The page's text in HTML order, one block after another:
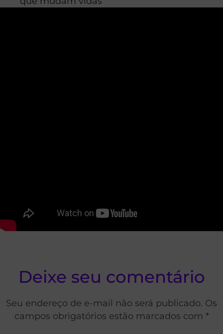
Deixe seu comentário
Seu endereço de e-mail não será publicado. Os
campos obrigatórios estão marcados com *